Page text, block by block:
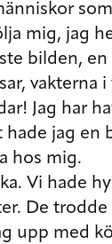
mig, jag
bilden,
Jag har
jag en
hos mig.
Vi hade
De trodde
upp med